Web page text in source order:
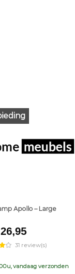
Apollo – Large
Original
price
was:
€44,95.
26,95Current
price
is:
€26,95.
31 review(s)
vandaag verzonden